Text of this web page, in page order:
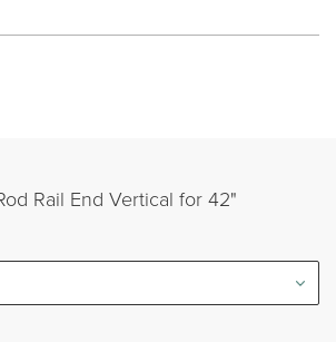
Rail End Vertical for 42"